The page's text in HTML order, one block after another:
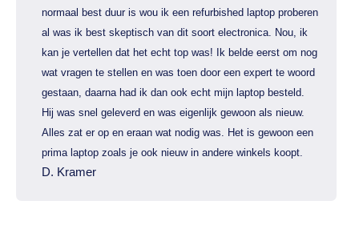
normaal best duur is wou ik een refurbished laptop proberen
al was ik best skeptisch van dit soort electronica. Nou, ik
kan je vertellen dat het echt top was! Ik belde eerst om nog
wat vragen te stellen en was toen door een expert te woord
gestaan, daarna had ik dan ook echt mijn laptop besteld.
Hij was snel geleverd en was eigenlijk gewoon als nieuw.
Alles zat er op en eraan wat nodig was. Het is gewoon een
prima laptop zoals je ook nieuw in andere winkels koopt.
D. Kramer